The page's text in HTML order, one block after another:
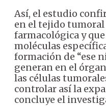
Así, el estudio
en el tejido
farmacológica y
moléculas
formación de “ese
generan en el
las células
controlar así la
concluye el